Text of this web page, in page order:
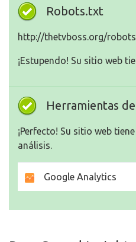
Robots.txt
http://thetvboss.org/
¡Estupendo! Su sitio web
Herramientas
¡Perfecto! Su sitio web
análisis.
Google Analytics